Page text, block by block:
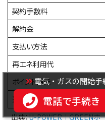
契約手数料
解約金
支払い方法
再エネ利用代
ポイント還元
運営する電力会社
出典：U-POWER｜GREENホ
電気・ガスの開始
電話で手続き